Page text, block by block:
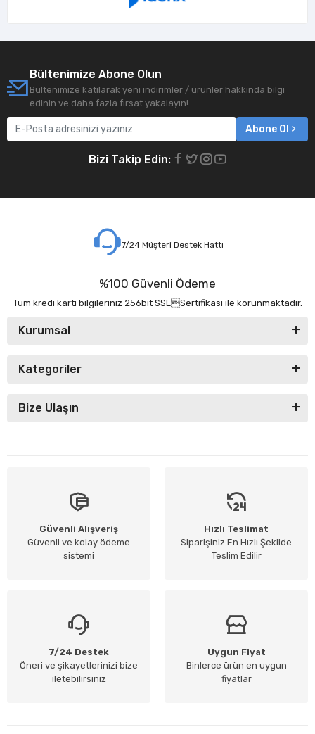
Bültenimize Abone Olun
Bültenimize katılarak yeni indirimler / ürünler hakkında bilgi
edinin ve daha fazla fırsat yakalayın!
Abone Ol
Bizi Takip Edin:
7/24 Müşteri Destek Hattı
%100 Güvenli Ödeme
Tüm kredi kartı bilgileriniz 256bit SSLSertifikası ile korunmaktadır.
Kurumsal
Kategoriler
Bize Ulaşın
Güvenli Alışveriş
Güvenli ve kolay ödeme
sistemi
Hızlı Teslimat
Siparişiniz En Hızlı Şekilde
Teslim Edilir
7/24 Destek
Öneri ve şikayetlerinizi bize
iletebilirsiniz
Uygun Fiyat
Binlerce ürün en uygun
fiyatlar